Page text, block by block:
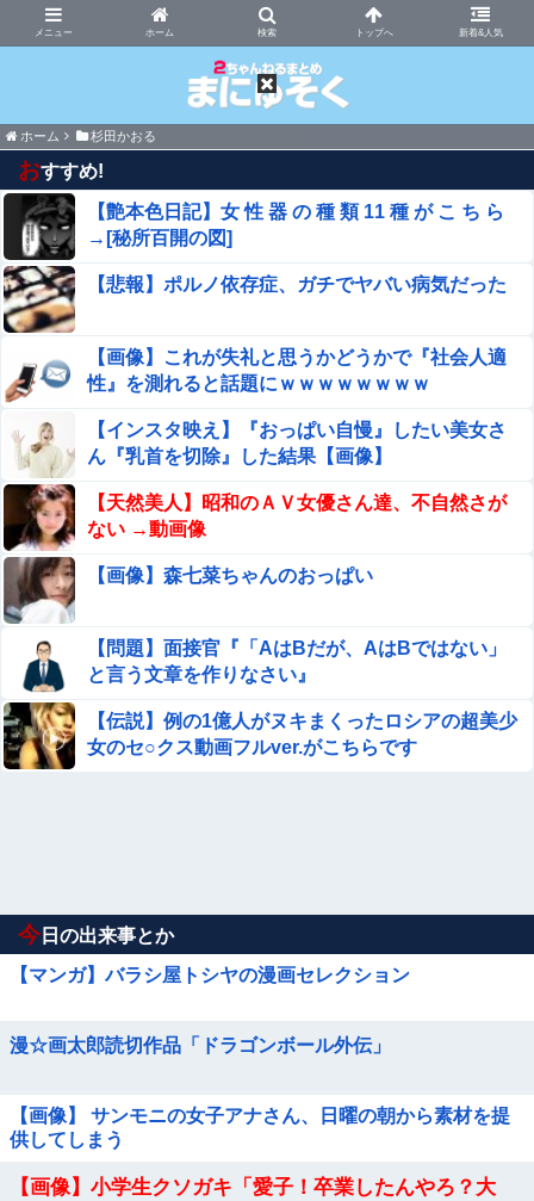
ホーム 新着&人気
まにゅそく 2chまとめニュース速報VIP
ホーム 杉田かおる
おすすめ!
【艶本色日記】女 性 器 の 種 類 11 種 が こ ち ら
→[秘所百開の図]
【悲報】ポルノ依存症、ガチでヤバい病気だった
【画像】これが失礼と思うかどうかで『社会人適
性』を測れると話題にｗｗｗｗｗｗｗｗ
【インスタ映え】『おっぱい自慢』したい美女さ
ん『乳首を切除』した結果【画像】
【天然美人】昭和のＡＶ女優さん達、不自然さが
ない →動画像
【画像】森七菜ちゃんのおっぱい
【問題】面接官『「AはBだが、AはBではない」
と言う文章を作りなさい』
【伝説】例の1億人がヌキまくったロシアの超美少
女のセ○クス動画フルver.がこちらです
今 日の出来事とか
【マンガ】バラシ屋トシヤの漫画セレクション
漫☆画太郎読切作品「ドラゴンボール外伝」
【画像】 サンモニの女子アナさん、日曜の朝から素材を提
供してしまう
【画像】小学生クソガキ「愛子！卒業したんやろ？大